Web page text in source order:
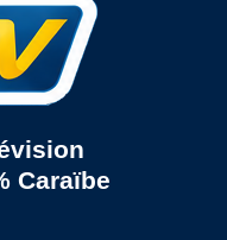
Caraïbe